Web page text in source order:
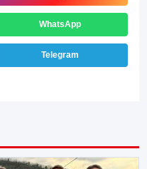
WhatsApp
Telegram